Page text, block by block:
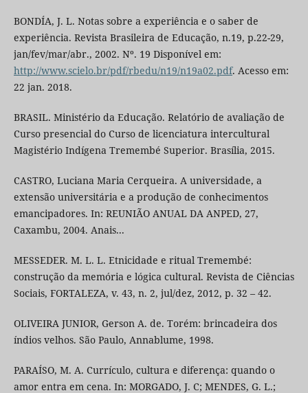
BONDÍA, J. L. Notas sobre a experiência e o saber de
experiência. Revista Brasileira de Educação, n.19, p.22-29,
jan/fev/mar/abr., 2002. Nº. 19 Disponível em:
http://www.scielo.br/pdf/rbedu/n19/n19a02.pdf. Acesso em:
22 jan. 2018.
BRASIL. Ministério da Educação. Relatório de avaliação de
Curso presencial do Curso de licenciatura intercultural
Magistério Indígena Tremembé Superior. Brasília, 2015.
CASTRO, Luciana Maria Cerqueira. A universidade, a
extensão universitária e a produção de conhecimentos
emancipadores. In: REUNIÃO ANUAL DA ANPED, 27,
Caxambu, 2004. Anais...
MESSEDER. M. L. L. Etnicidade e ritual Tremembé:
construção da memória e lógica cultural. Revista de Ciências
Sociais, FORTALEZA, v. 43, n. 2, jul/dez, 2012, p. 32 – 42.
OLIVEIRA JUNIOR, Gerson A. de. Torém: brincadeira dos
índios velhos. São Paulo, Annablume, 1998.
PARAÍSO, M. A. Currículo, cultura e diferença: quando o
amor entra em cena. In: MORGADO, J. C; MENDES, G. L.;